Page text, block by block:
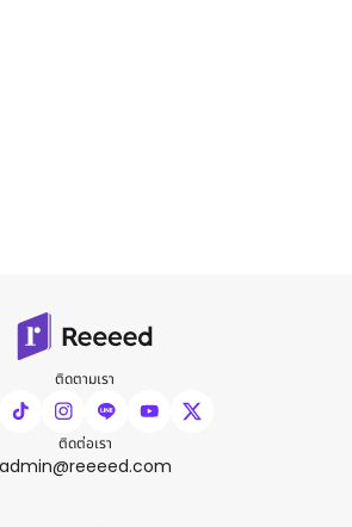
ติดตามเรา
ติดต่อเรา
admin@reeeed.com